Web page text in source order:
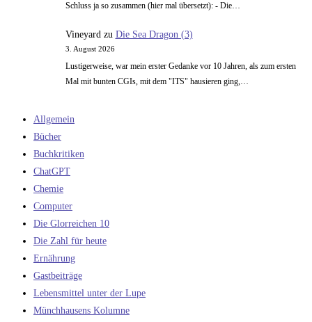
Schluss ja so zusammen (hier mal übersetzt): - Die…
Vineyard zu Die Sea Dragon (3)
3. August 2026
Lustigerweise, war mein erster Gedanke vor 10 Jahren, als zum ersten
Mal mit bunten CGIs, mit dem "ITS" hausieren ging,…
Allgemein
Bücher
Buchkritiken
ChatGPT
Chemie
Computer
Die Glorreichen 10
Die Zahl für heute
Ernährung
Gastbeiträge
Lebensmittel unter der Lupe
Münchhausens Kolumne